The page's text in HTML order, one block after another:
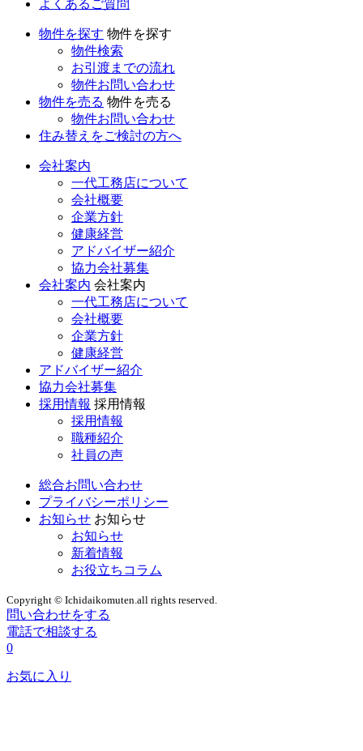
よくあるご質問
物件を探す 物件を探す
物件検索
お引渡までの流れ
物件お問い合わせ
物件を売る 物件を売る
物件お問い合わせ
住み替えをご検討の方へ
会社案内
一代工務店について
会社概要
企業方針
健康経営
アドバイザー紹介
協力会社募集
会社案内 会社案内
一代工務店について
会社概要
企業方針
健康経営
アドバイザー紹介
協力会社募集
採用情報 採用情報
採用情報
職種紹介
社員の声
総合お問い合わせ
プライバシーポリシー
お知らせ お知らせ
お知らせ
新着情報
お役立ちコラム
Copyright © Ichidaikomuten.all rights reserved.
問い合わせをする
電話で相談する
0
お気に入り